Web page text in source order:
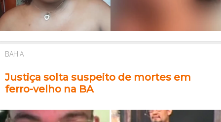
BAHIA
Justiça solta suspeito de mortes em
ferro-velho na BA